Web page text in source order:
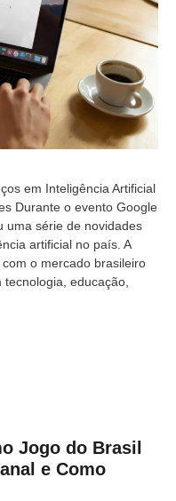
em Inteligência Artificial
Durante o evento Google
uma série de novidades
artificial no país. A
o mercado brasileiro
educação,
Jogo do Brasil
e Como